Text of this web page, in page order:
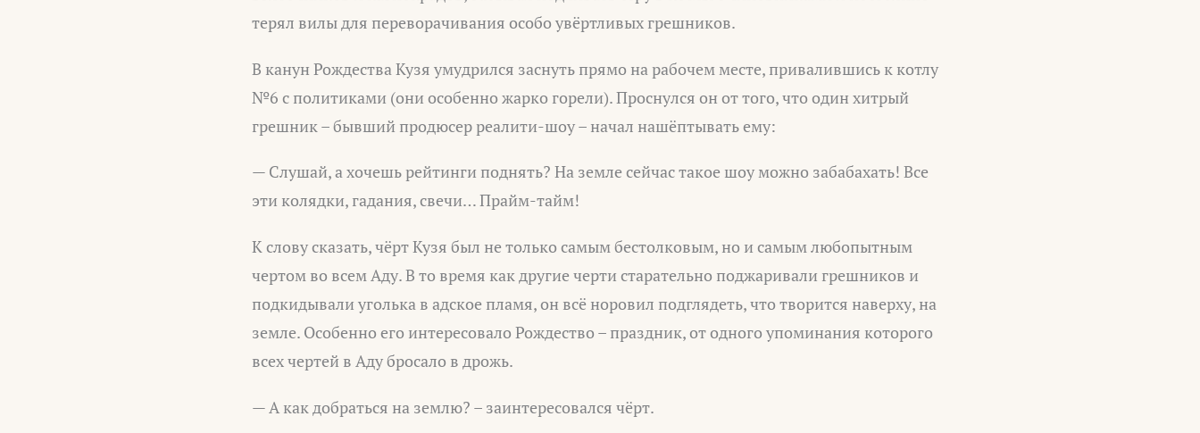
терял вилы для переворачивания особо увёртливых грешников.
В канун Рождества Кузя умудрился заснуть прямо на рабочем месте, привалившись к котлу
№6 с политиками (они особенно жарко горели). Проснулся он от того, что один хитрый
грешник – бывший продюсер реалити-шоу – начал нашёптывать ему:
— Слушай, а хочешь рейтинги поднять? На земле сейчас такое шоу можно забабахать! Все
эти колядки, гадания, свечи… Прайм-тайм!
К слову сказать, чёрт Кузя был не только самым бестолковым, но и самым любопытным
чертом во всем Аду. В то время как другие черти старательно поджаривали грешников и
подкидывали уголька в адское пламя, он всё норовил подглядеть, что творится наверху, на
земле. Особенно его интересовало Рождество – праздник, от одного упоминания которого
всех чертей в Аду бросало в дрожь.
— А как добраться на землю? – заинтересовался чёрт.